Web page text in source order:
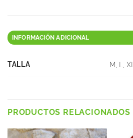
INFORMACIÓN ADICIONAL
TALLA M, L, XL
PRODUCTOS RELACIONADOS